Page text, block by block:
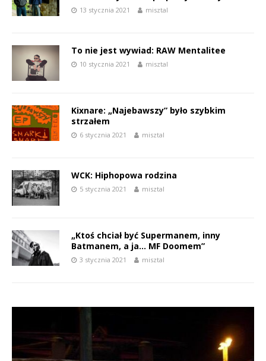
13 stycznia 2021 misztal
To nie jest wywiad: RAW Mentalitee
10 stycznia 2021 misztal
Kixnare: „Najebawszy” było szybkim
strzałem
6 stycznia 2021 misztal
WCK: Hiphopowa rodzina
5 stycznia 2021 misztal
„Ktoś chciał być Supermanem, inny
Batmanem, a ja… MF Doomem”
3 stycznia 2021 misztal